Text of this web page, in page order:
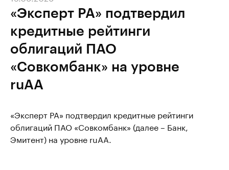
«Эксперт РА» подтвердил
кредитные рейтинги
облигаций ПАО
«Совкомбанк» на уровне
ruAA
«Эксперт РА» подтвердил кредитные рейтинги
облигаций ПАО «Совкомбанк» (далее – Банк,
Эмитент) на уровне ruAА.